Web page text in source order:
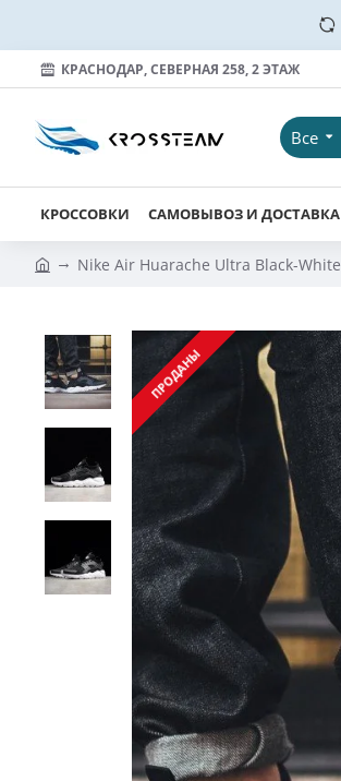
КРАСНОДАР, СЕВЕРНАЯ 258, 2 ЭТАЖ
Все
КРОССОВКИ САМОВЫВОЗ И ДОСТАВКА
Nike Air Huarache Ultra Black-White
ПРОДАНЫ